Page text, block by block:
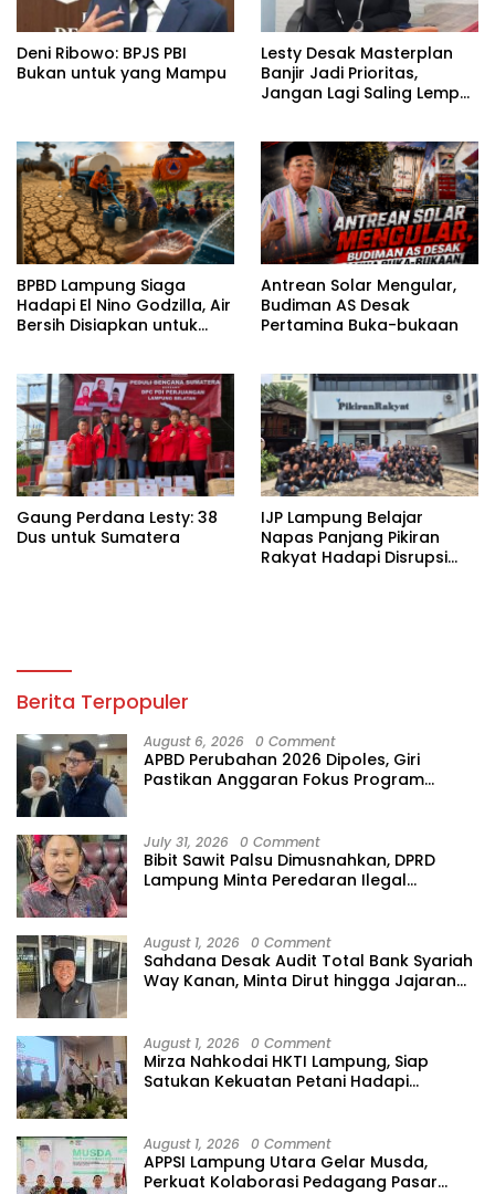
Deni Ribowo: BPJS PBI
Bukan untuk yang Mampu
Lesty Desak Masterplan
Banjir Jadi Prioritas,
Jangan Lagi Saling Lempar
BPBD Lampung Siaga
Hadapi El Nino Godzilla, Air
Bersih Disiapkan untuk
Antrean Solar Mengular,
Budiman AS Desak
Pertamina Buka-bukaan
Gaung Perdana Lesty: 38
Dus untuk Sumatera
IJP Lampung Belajar
Napas Panjang Pikiran
Rakyat Hadapi Disrupsi
Berita Terpopuler
August 6, 2026 0 Comment
APBD Perubahan 2026 Dipoles, Giri
Pastikan Anggaran Fokus Program
July 31, 2026 0 Comment
Bibit Sawit Palsu Dimusnahkan, DPRD
Lampung Minta Peredaran Ilegal
August 1, 2026 0 Comment
Sahdana Desak Audit Total Bank Syariah
Way Kanan, Minta Dirut hingga Jajaran
August 1, 2026 0 Comment
Mirza Nahkodai HKTI Lampung, Siap
Satukan Kekuatan Petani Hadapi
August 1, 2026 0 Comment
APPSI Lampung Utara Gelar Musda,
Perkuat Kolaborasi Pedagang Pasar